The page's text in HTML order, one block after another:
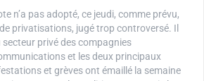
n’a pas adopté, ce jeudi, comme prévu,
privatisations, jugé trop controversé. Il
privé des compagnies
et les deux principaux
et grèves ont émaillé la semaine